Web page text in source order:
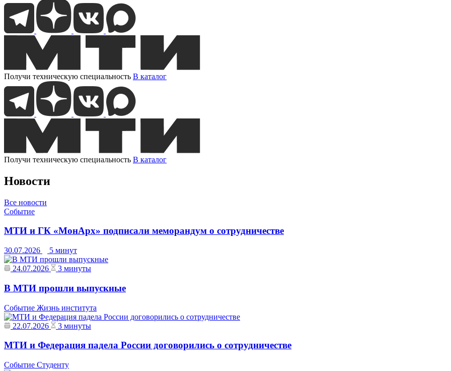
Получи техническую специальность В каталог
Получи техническую специальность В каталог
Новости
Все новости
Событие
МТИ и ГК «МонАрх» подписали меморандум о сотрудничестве
30.07.2026 5 минут
24.07.2026 3 минуты
В МТИ прошли выпускные
Событие Жизнь института
22.07.2026 3 минуты
МТИ и Федерация падела России договорились о сотрудничестве
Событие Студенту